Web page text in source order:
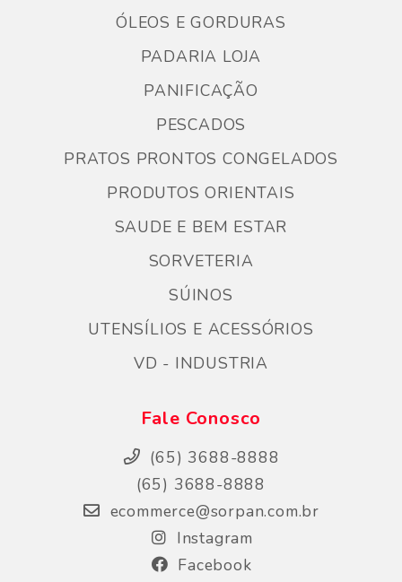
ÓLEOS E GORDURAS
PADARIA LOJA
PANIFICAÇÃO
PESCADOS
PRATOS PRONTOS CONGELADOS
PRODUTOS ORIENTAIS
SAUDE E BEM ESTAR
SORVETERIA
SÚINOS
UTENSÍLIOS E ACESSÓRIOS
VD - INDUSTRIA
Fale Conosco
(65) 3688-8888
(65) 3688-8888
ecommerce@sorpan.com.br
Instagram
Facebook